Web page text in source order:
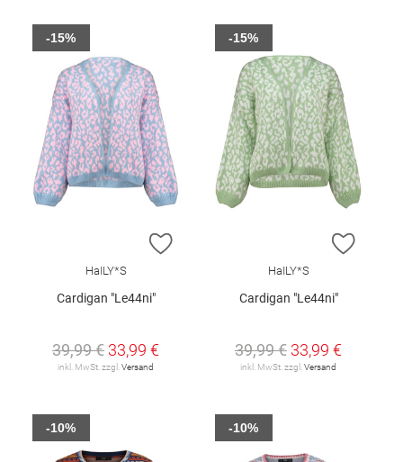
ZUR WUNSCHLISTE HINZUFÜGEN
HaILY*S
Cardigan "Le44ni"
39,99 € 33,99 €
inkl. MwSt. zzgl. Versand
-15%
ZUR
HaILY*S
Cardigan "Le44ni"
39,99 € 33,99 €
inkl. MwSt. zzgl. Versand
-15%
-10% -10%